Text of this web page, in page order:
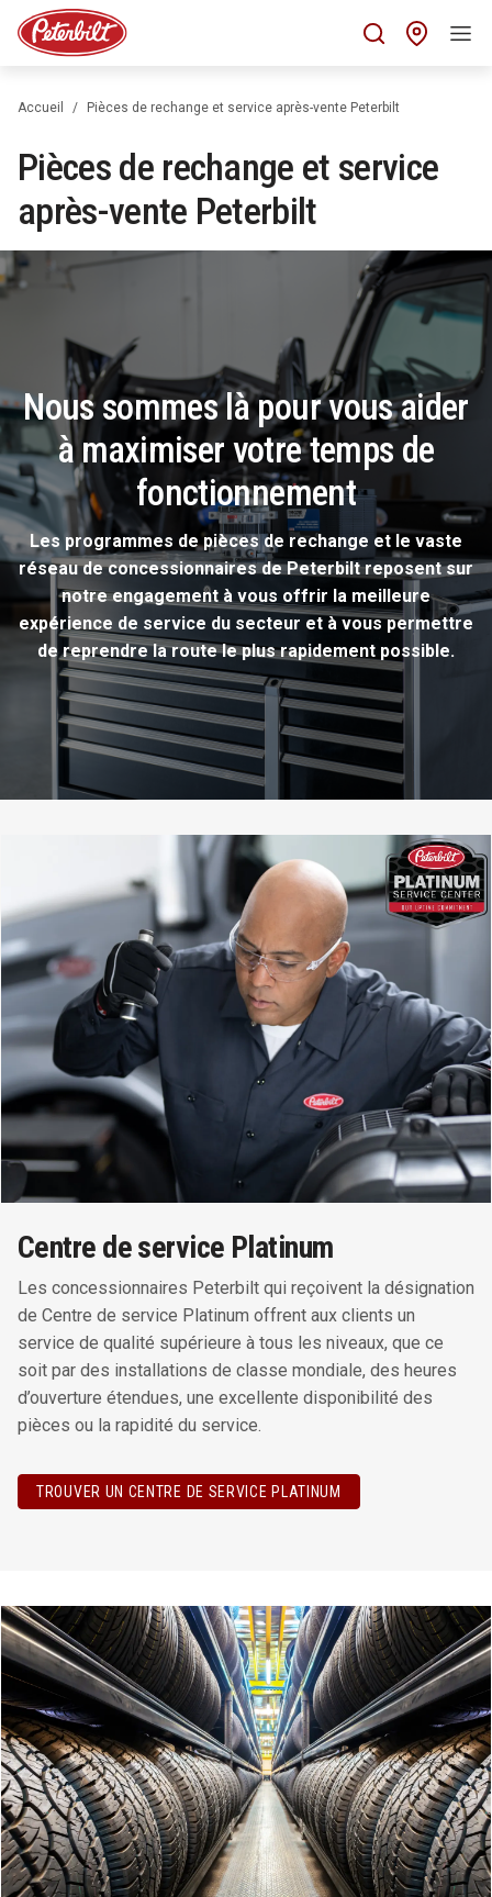
Accueil Pièces de rechange et service après-vente Peterbilt
Pièces de rechange et service
après-vente Peterbilt
Nous sommes là pour vous aider
à maximiser votre temps de
fonctionnement
Les programmes de pièces de rechange et le vaste
réseau de concessionnaires de Peterbilt reposent sur
notre engagement à vous offrir la meilleure
expérience de service du secteur et à vous permettre
de reprendre la route le plus rapidement possible.
Centre de service Platinum
Les concessionnaires Peterbilt qui reçoivent la désignation
de Centre de service Platinum offrent aux clients un
service de qualité supérieure à tous les niveaux, que ce
soit par des installations de classe mondiale, des heures
d’ouverture étendues, une excellente disponibilité des
pièces ou la rapidité du service.
TROUVER UN CENTRE DE SERVICE PLATINUM